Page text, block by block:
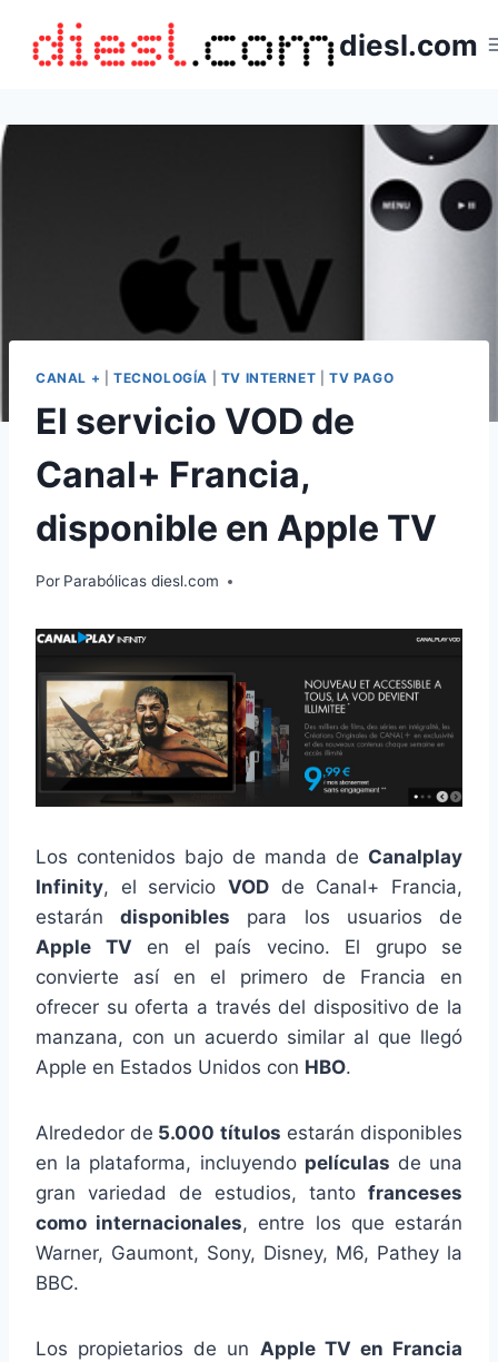
contenido
diesl.com
CANAL + TECNOLOGÍA TV INTERNET |TV PAGO
El servicio VOD de
Canal+ Francia,
disponible en Apple TV
Por Parabólicas diesl.com
Los contenidos bajo de manda de Canalplay
Infinity, el servicio VOD de Canal+ Francia,
estarándisponibles para los usuarios de
Apple TV en el país vecino. El grupo se
convierte así en el primero de Francia en
ofrecer su oferta a través del dispositivo de la
manzana, con un acuerdo similar al que llegó
Apple en Estados Unidos con HBO.
Alrededor de 5.000 títulos estarán disponibles
en la plataforma, incluyendo películas de una
gran variedad de estudios, tanto franceses
como internacionales, entre los que estarán
Warner, Gaumont, Sony, Disney, M6, Pathey la
BBC.
Los propietarios de un Apple TV en Francia